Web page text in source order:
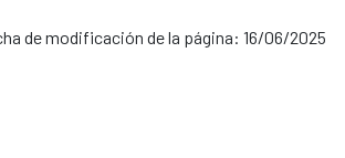
de modificación de la página: 16/06/2025